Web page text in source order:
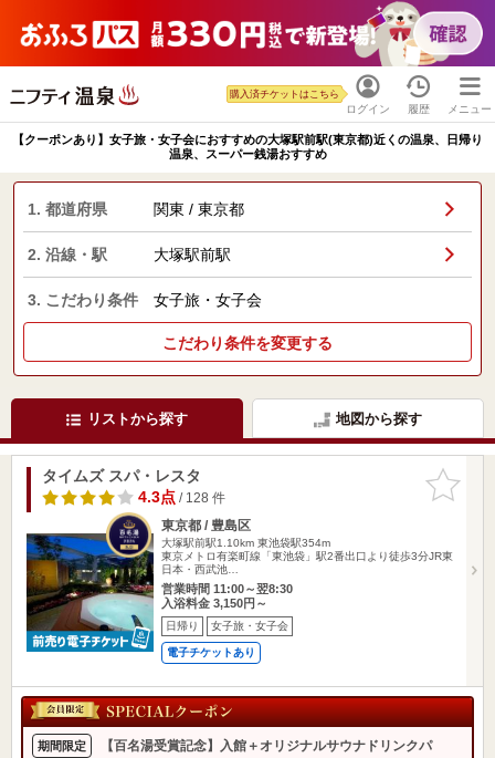
ログイン
購入済チケットはこちら
履歴 メニュー
【クーポンあり】女子旅・女子会におすすめの大塚駅前駅(東京都)近くの温泉、日帰り
温泉、スーパー銭湯おすすめ
1. 都道府県 関東 / 東京都
2. 沿線・駅 大塚駅前駅
3. こだわり条件 女子旅・女子会
こだわり条件を変更する
リストから探す 地図から探す
お気に入
りに追加
タイムズ スパ・レスタ
4.3点/ 128 件
東京都 / 豊島区
大塚駅前駅1.10km 東池袋駅354m
東京メトロ有楽町線「東池袋」駅2番出口より徒歩3分JR東
日本・西武池…
営業時間 11:00～翌8:30
入浴料金 3,150円～
日帰り 女子旅・女子会
電子チケットあり
期間限定
【百名湯受賞記念】入館＋オリジナルサウナドリンクパ